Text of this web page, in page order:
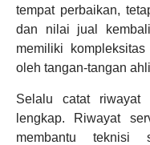
tempat perbaikan,
dan nilai jual
memiliki
oleh tangan-tangan
Selalu catat riwayat
lengkap. Riwayat
membantu teknisi